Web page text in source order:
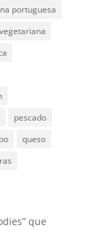
portuguesa
pescado
queso
que